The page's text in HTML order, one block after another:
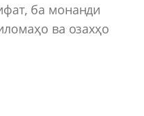
ба монанди
ва озахҳо